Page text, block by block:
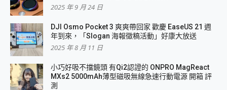
2025 年 9 月 24 日
DJI Osmo Pocket 3 爽爽帶回家 歡慶 EaseUS 21 週
年到來，「Slogan 海報徵稿活動」好康大放送
2025 年 8 月 11 日
小巧好吸不擋鏡頭 有Qi2認證的 ONPRO MagReact
MXs2 5000mAh薄型磁吸無線急速行動電源 開箱 評
測